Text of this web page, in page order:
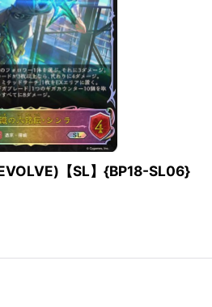
【SL】{BP18-SL06}